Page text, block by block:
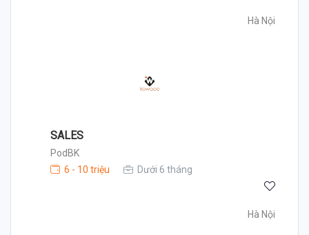
Hà Nội
SALES
PodBK
6 - 10 triệu
Dưới 6 tháng
Hà Nội